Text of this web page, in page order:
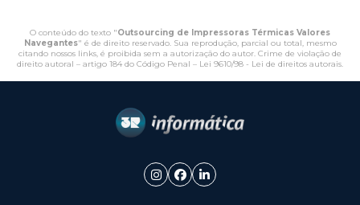
O conteúdo do texto "Outsourcing de Impressoras Térmicas Valores
Navegantes" é de direito reservado. Sua reprodução, parcial ou total, mesmo
citando nossos links, é proibida sem a autorização do autor. Crime de violação de
direito autoral – artigo 184 do Código Penal – Lei 9610/98 - Lei de direitos autorais.